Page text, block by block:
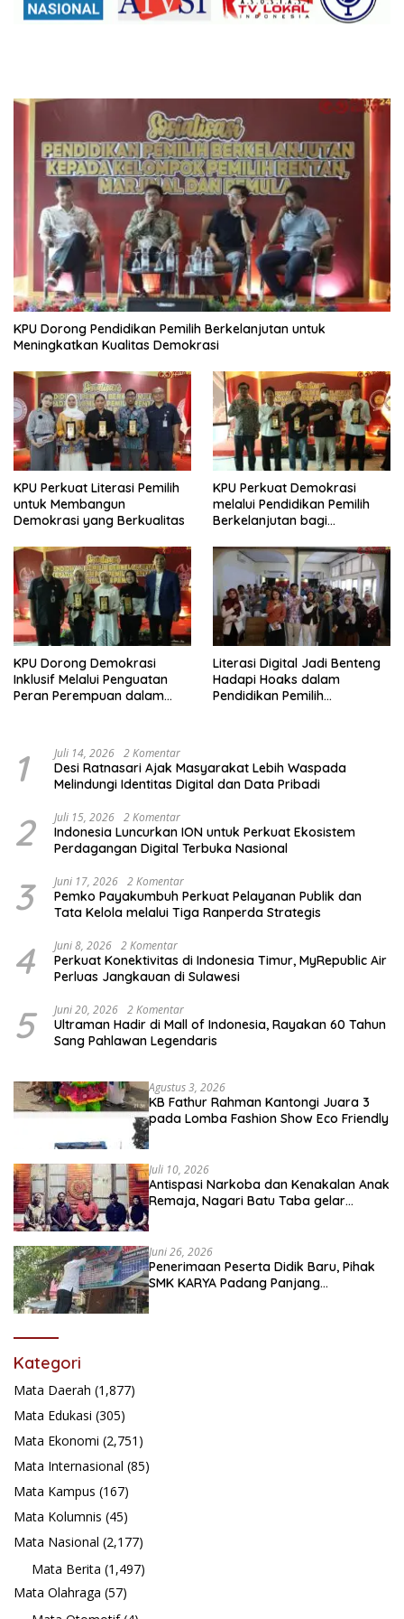
KPU Dorong Pendidikan Pemilih Berkelanjutan untuk
Meningkatkan Kualitas Demokrasi
KPU Perkuat Literasi Pemilih
untuk Membangun
Demokrasi yang Berkualitas
KPU Perkuat Demokrasi
melalui Pendidikan Pemilih
Berkelanjutan bagi
dan Pemula
KPU Dorong Demokrasi
Inklusif Melalui Penguatan
Peran Perempuan dalam
Literasi Digital Jadi Benteng
Hadapi Hoaks dalam
Pendidikan Pemilih
1 Juli 14, 2026 2 Komentar
Desi Ratnasari Ajak Masyarakat Lebih Waspada
Melindungi Identitas Digital dan Data Pribadi
2 Juli 15, 2026 2 Komentar
Indonesia Luncurkan ION untuk Perkuat Ekosistem
Perdagangan Digital Terbuka Nasional
3 Juni 17, 2026 2 Komentar
Pemko Payakumbuh Perkuat Pelayanan Publik dan
Tata Kelola melalui Tiga Ranperda Strategis
4 Juni 8, 2026 2 Komentar
Perkuat Konektivitas di Indonesia Timur, MyRepublic Air
Perluas Jangkauan di Sulawesi
5 Juni 20, 2026 2 Komentar
Ultraman Hadir di Mall of Indonesia, Rayakan 60 Tahun
Sang Pahlawan Legendaris
Agustus 3, 2026
KB Fathur Rahman Kantongi Juara 3
pada Lomba Fashion Show Eco Friendly
Juli 10, 2026
Antispasi Narkoba dan Kenakalan Anak
Remaja, Nagari Batu Taba gelar
Juni 26, 2026
Penerimaan Peserta Didik Baru, Pihak
SMK KARYA Padang Panjang
Kategori
Mata Daerah (1,877)
Mata Edukasi (305)
Mata Ekonomi (2,751)
Mata Internasional (85)
Mata Kampus (167)
Mata Kolumnis (45)
Mata Nasional (2,177)
Mata Berita (1,497)
Mata Olahraga (57)